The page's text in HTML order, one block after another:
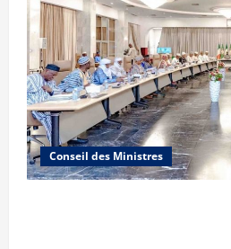
Conseil des Ministres